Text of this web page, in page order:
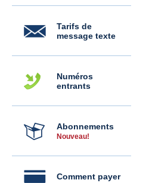
Tarifs de
message texte
Numéros
entrants
Abonnements
Nouveau!
Comment payer